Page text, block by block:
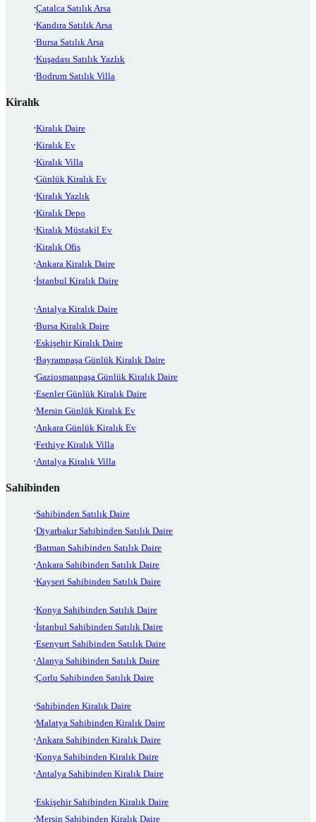
Çatalca Satılık Arsa
Kandıra Satılık Arsa
Bursa Satılık Arsa
Kuşadası Satılık Yazlık
Bodrum Satılık Villa
Kiralık
Kiralık Daire
Kiralık Ev
Kiralık Villa
Günlük Kiralık Ev
Kiralık Yazlık
Kiralık Depo
Kiralık Müstakil Ev
Kiralık Ofis
Ankara Kiralık Daire
İstanbul Kiralık Daire
Antalya Kiralık Daire
Bursa Kiralık Daire
Eskişehir Kiralık Daire
Bayrampaşa Günlük Kiralık Daire
Gaziosmanpaşa Günlük Kiralık Daire
Esenler Günlük Kiralık Daire
Mersin Günlük Kiralık Ev
Ankara Günlük Kiralık Ev
Fethiye Kiralık Villa
Antalya Kiralık Villa
Sahibinden
Sahibinden Satılık Daire
Diyarbakır Sahibinden Satılık Daire
Batman Sahibinden Satılık Daire
Ankara Sahibinden Satılık Daire
Kayseri Sahibinden Satılık Daire
Konya Sahibinden Satılık Daire
İstanbul Sahibinden Satılık Daire
Esenyurt Sahibinden Satılık Daire
Alanya Sahibinden Satılık Daire
Çorlu Sahibinden Satılık Daire
Sahibinden Kiralık Daire
Malatya Sahibinden Kiralık Daire
Ankara Sahibinden Kiralık Daire
Konya Sahibinden Kiralık Daire
Antalya Sahibinden Kiralık Daire
Eskişehir Sahibinden Kiralık Daire
Mersin Sahibinden Kiralık Daire